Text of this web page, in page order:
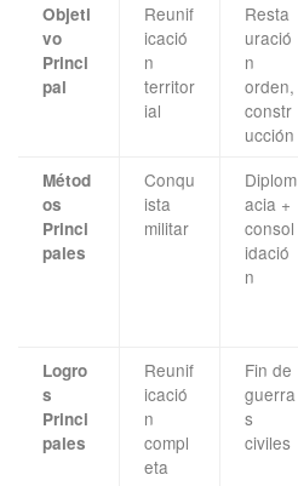
Objeti
vo
Princi
pal
Reunif
icació
n
territor
ial
Resta
uració
n
orden,
constr
ucción
Métod
os
Princi
pales
Conqu
ista
militar
Diplom
acia +
consol
idació
n
Logro
s
Princi
pales
Reunif
icació
n
compl
eta
Fin de
guerra
s
civiles